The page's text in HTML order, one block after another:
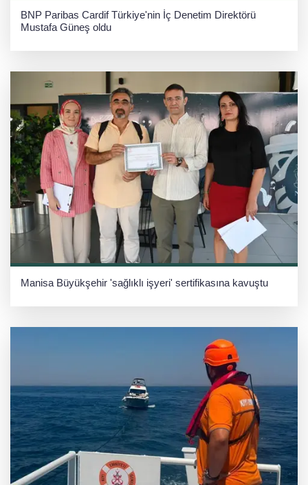
BNP Paribas Cardif Türkiye'nin İç Denetim Direktörü
Mustafa Güneş oldu
Manisa Büyükşehir 'sağlıklı işyeri' sertifikasına kavuştu